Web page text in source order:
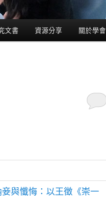
文書 資源分享 關於學會
與懺悔：以王徵《崇一